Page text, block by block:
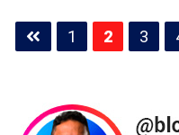
Paginação
de
1 2 3